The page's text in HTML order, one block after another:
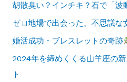
胡散臭い？インチキ？石で「波
ゼロ地場で出会った、不思議な
婚活成功・ブレスレットの奇跡
2024年を締めくくる山羊座の
ト